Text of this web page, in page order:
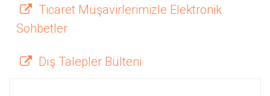
Ticaret Müşavirlerimizle Elektronik
Sohbetler
Dış Talepler Bülteni